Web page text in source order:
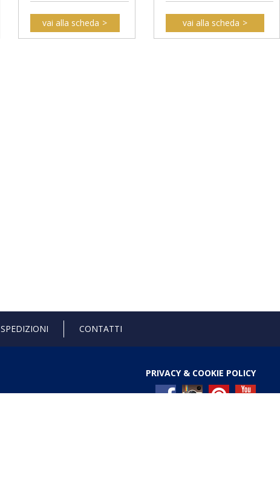
vai alla scheda vai alla scheda
SPEDIZIONI CONTATTI
PRIVACY & COOKIE POLICY